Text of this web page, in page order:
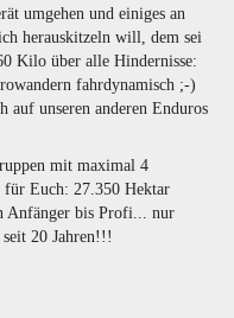
umgehen und einiges an
herauskitzeln will, dem sei
Kilo über alle Hindernisse:
fahrdynamisch ;-)
auf unseren anderen Enduros
mit maximal 4
für Euch: 27.350 Hektar
Anfänger bis Profi... nur
20 Jahren!!!